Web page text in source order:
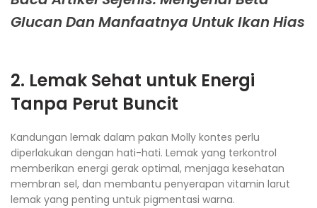
Glucan Dan Manfaatnya Untuk Ikan Hias
2. Lemak Sehat untuk Energi
Tanpa Perut Buncit
Kandungan lemak dalam pakan Molly kontes perlu
diperlakukan dengan hati-hati. Lemak yang terkontrol
memberikan energi gerak optimal, menjaga kesehatan
membran sel, dan membantu penyerapan vitamin larut
lemak yang penting untuk pigmentasi warna.